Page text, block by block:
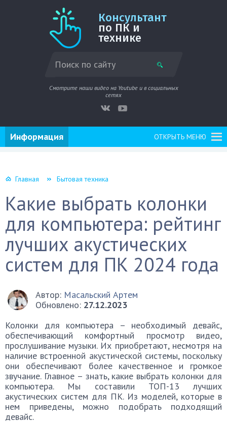
Консультант
по ПК и
технике
Смотрите наши видео на Youtube и в социальных
сетях
ОТКРЫТЬ МЕНЮ
Информация
Главная Бытовая техника
Какие выбрать колонки
для компьютера: рейтинг
лучших акустических
систем для ПК 2024 года
Автор: Масальский Артем
Обновлено: 27.12.2023
Колонки для компьютера – необходимый девайс,
обеспечивающий комфортный просмотр видео,
прослушивание музыки. Их приобретают, несмотря на
наличие встроенной акустической системы, поскольку
они обеспечивают более качественное и громкое
звучание. Главное – знать, какие выбрать колонки для
компьютера. Мы составили ТОП-13 лучших
акустических систем для ПК. Из моделей, которые в
нем приведены, можно подобрать подходящий
девайс.